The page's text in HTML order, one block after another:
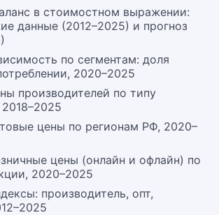
в стоимостном выражении:
данные (2012–2025) и прогноз
по сегментам: доля
2020–2025
производителей по типу
цены по регионам РФ, 2020–
цены (онлайн и офлайн) по
2020–2025
производитель, опт,